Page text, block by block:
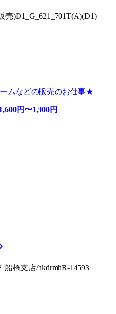
)D1_G_621_701T(A)(D1)
ムなどの販売のお仕事★
円〜1,900円
橋支店/hkdrmhR-14593